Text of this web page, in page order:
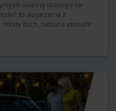
świetną strategię na
to skojarzenia z
duch, radosna atmosfera
że pod koniec lat 90-